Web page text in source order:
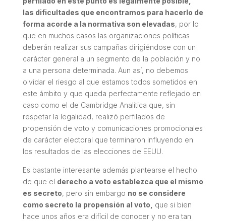
las dificultades que encontramos para hacerlo de
forma acorde a la normativa son elevadas, por lo
que en muchos casos las organizaciones políticas
deberán realizar sus campañas dirigiéndose con un
carácter general a un segmento de la población y no
a una persona determinada. Aun así, no debemos
olvidar el riesgo al que estamos todos sometidos en
este ámbito y que queda perfectamente reflejado en
caso como el de Cambridge Analítica que, sin
respetar la legalidad, realizó perfilados de
propensión de voto y comunicaciones promocionales
de carácter electoral que terminaron influyendo en
los resultados de las elecciones de EEUU.
Es bastante interesante además plantearse el hecho
de que el derecho a voto establezca que el mismo
es secreto, pero sin embargo no se considere
como secreto la propensión al voto,
que si bien
hace unos años era difícil de conocer y no era tan